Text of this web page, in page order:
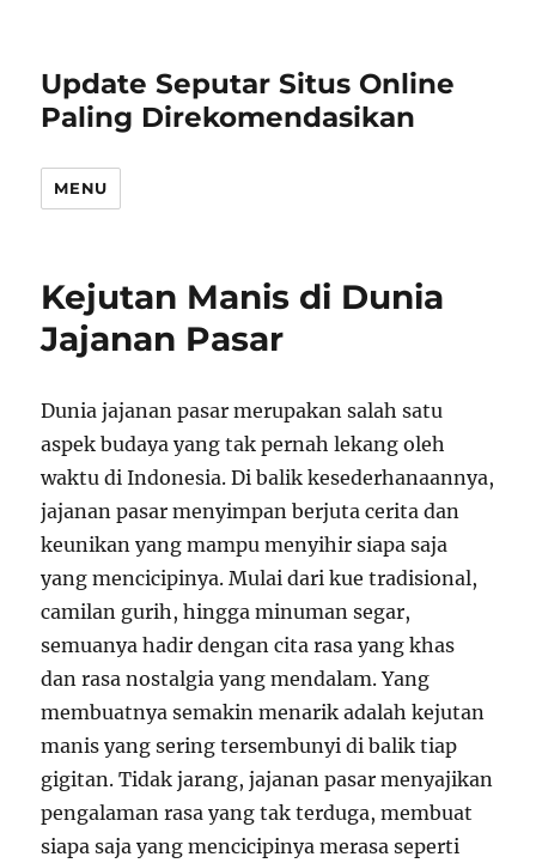
Update Seputar Situs Online
Paling Direkomendasikan
MENU
Kejutan Manis di Dunia
Jajanan Pasar
Dunia jajanan pasar merupakan salah satu
aspek budaya yang tak pernah lekang oleh
waktu di Indonesia. Di balik kesederhanaannya,
jajanan pasar menyimpan berjuta cerita dan
keunikan yang mampu menyihir siapa saja
yang mencicipinya. Mulai dari kue tradisional,
camilan gurih, hingga minuman segar,
semuanya hadir dengan cita rasa yang khas
dan rasa nostalgia yang mendalam. Yang
membuatnya semakin menarik adalah kejutan
manis yang sering tersembunyi di balik tiap
gigitan. Tidak jarang, jajanan pasar menyajikan
pengalaman rasa yang tak terduga, membuat
siapa saja yang mencicipinya merasa seperti